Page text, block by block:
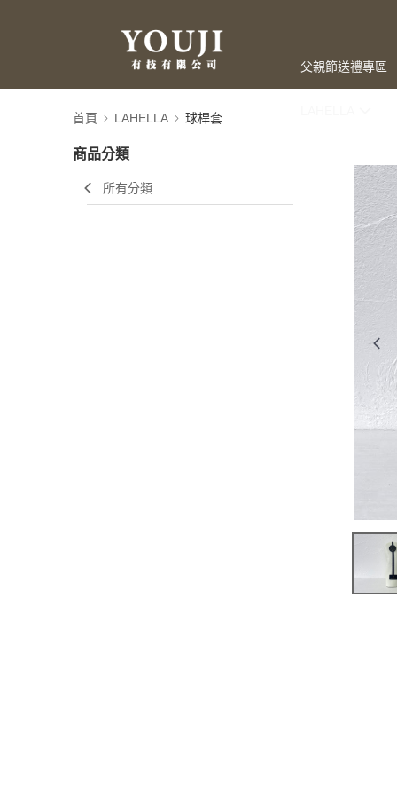
父親節送禮專區
首頁 LAHELLA 球桿套
商品分類
所有分類